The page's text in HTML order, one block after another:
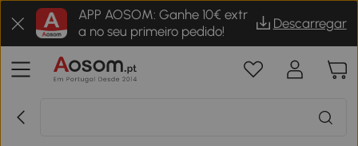
APP AOSOM: Ganhe 10€ extr
a no seu primeiro pedido!
Descarregar